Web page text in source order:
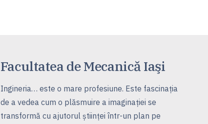
Facultatea de Mecanică Iaşi
Ingineria… este o mare profesiune. Este fascinaţia
de a vedea cum o plăsmuire a imaginaţiei se
transformă cu ajutorul ştiinţei într-un plan pe